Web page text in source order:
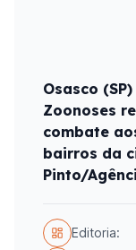
Osasco
Zoonoses
combate
bairros da
Pinto/
Editoria: